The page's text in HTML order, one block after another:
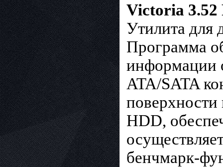
Victoria 3.52
Утилита для
Программа
информации
ATA/SATA
поверхности
HDD,
бенчмарк-